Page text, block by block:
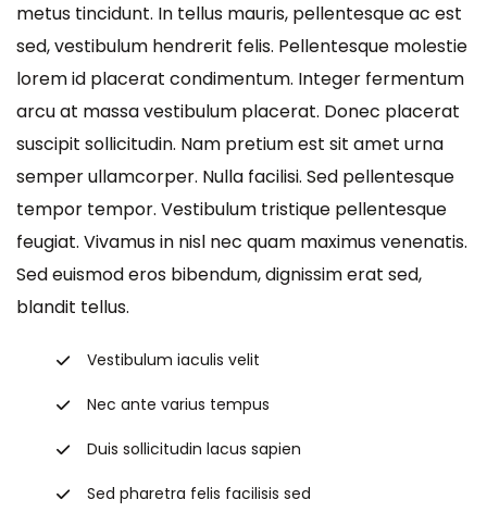
metus tincidunt. In tellus mauris, pellentesque ac est
sed, vestibulum hendrerit felis. Pellentesque molestie
lorem id placerat condimentum. Integer fermentum
arcu at massa vestibulum placerat. Donec placerat
suscipit sollicitudin. Nam pretium est sit amet urna
semper ullamcorper. Nulla facilisi. Sed pellentesque
tempor tempor. Vestibulum tristique pellentesque
feugiat. Vivamus in nisl nec quam maximus venenatis.
Sed euismod eros bibendum, dignissim erat sed,
blandit tellus.
Vestibulum iaculis velit
Nec ante varius tempus
Duis sollicitudin lacus sapien
Sed pharetra felis facilisis sed